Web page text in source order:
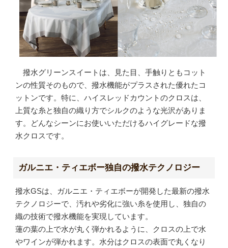
撥水グリーンスイートは、見た目、手触りともコット
ンの性質そのもので、撥水機能がプラスされた優れたコ
ットンです。特に、ハイスレッドカウントのクロスは、
上質な糸と独自の織り方でシルクのような光沢がありま
す。どんなシーンにお使いいただけるハイグレードな撥
水クロスです。
ガルニエ・ティエボー独自の撥水テクノロジー
撥水GSは、ガルニエ・ティエボーが開発した最新の撥水
テクノロジーで、汚れや劣化に強い糸を使用し、独自の
織の技術で撥水機能を実現しています。
蓮の葉の上で水が丸く弾かれるように、クロスの上で水
やワインが弾かれます。水分はクロスの表面で丸くなり